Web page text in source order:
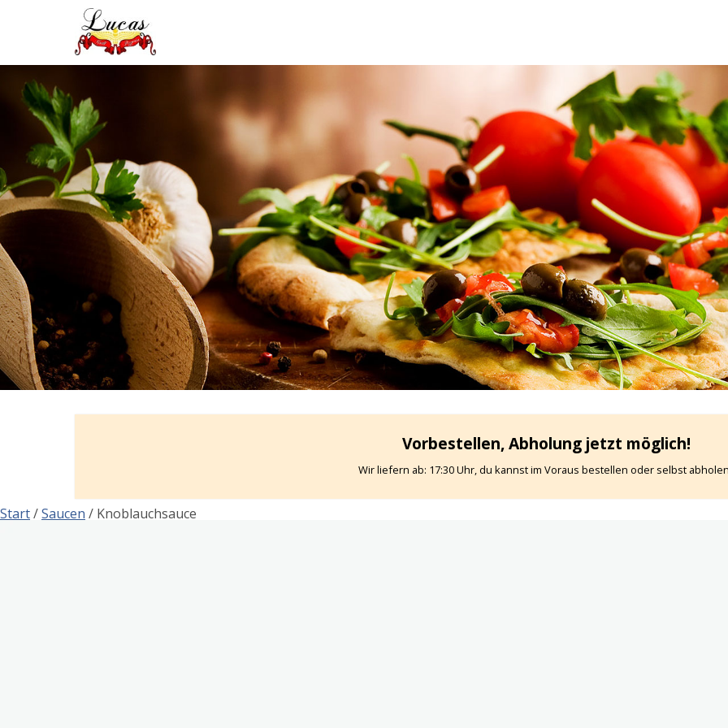
Vorbestellen, Abholung jetzt möglich!
Wir liefern ab: 17:30 Uhr, du kannst im Voraus bestellen oder selbst
Start/Saucen / Knoblauchsauce